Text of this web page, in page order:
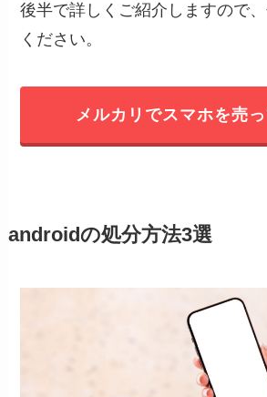
後半で詳しくご紹介しますので
ください。
メルカリでスマホを売
androidの処分方法3選